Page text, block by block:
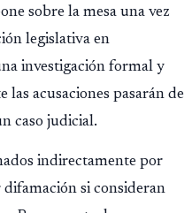
sobre la mesa una vez
legislativa en
investigación formal y
acusaciones pasarán de
caso judicial.
indirectamente por
si consideran